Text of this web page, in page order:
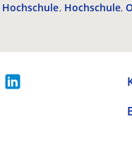
Hochschule Hochschule